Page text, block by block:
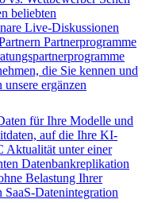
beliebten
Live-Diskussionen
Partnerprogramme
die Sie kennen und
ergänzen
für Ihre Modelle und
auf die Ihre KI-
Aktualität unter einer
Datenbankreplikation
Belastung Ihrer
SaaS-Datenintegration